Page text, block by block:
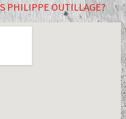
PHILIPPE OUTILLAGE?